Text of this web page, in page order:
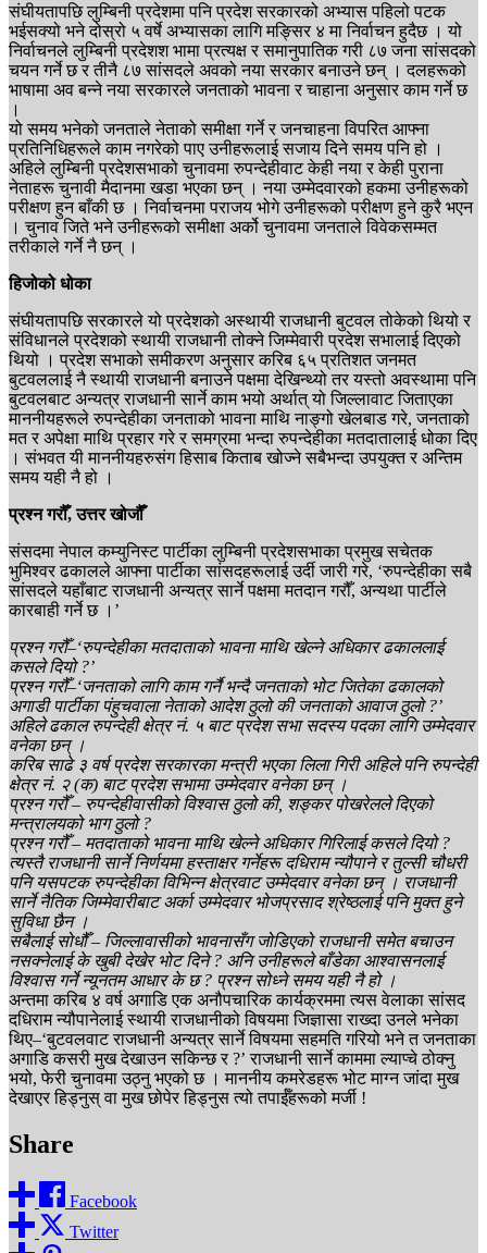
संघीयतापछि लुम्बिनी प्रदेशमा पनि प्रदेश सरकारको अभ्यास पहिलो पटक
भईसक्यो भने दोस्रो ५ वर्षे अभ्यासका लागि मङ्सिर ४ मा निर्वाचन हुदैछ । यो
निर्वाचनले लुम्बिनी प्रदेशश भामा प्रत्यक्ष र समानुपातिक गरी ८७ जना सांसदको
चयन गर्ने छ र तीनै ८७ सांसदले अवको नया सरकार बनाउने छन् । दलहरूको
भाषामा अव बन्ने नया सरकारले जनताको भावना र चाहाना अनुसार काम गर्ने छ
।
यो समय भनेको जनताले नेताको समीक्षा गर्ने र जनचाहना विपरित आफ्ना
प्रतिनिधिहरूले काम नगरेको पाए उनीहरूलाई सजाय दिने समय पनि हो ।
अहिले लुम्बिनी प्रदेशसभाको चुनावमा रुपन्देहीवाट केही नया र केही पुराना
नेताहरू चुनावी मैदानमा खडा भएका छन् । नया उम्मेदवारको हकमा उनीहरूको
परीक्षण हुन बाँकी छ । निर्वाचनमा पराजय भोगे उनीहरूको परीक्षण हुने कुरै भएन
। चुनाव जिते भने उनीहरूको समीक्षा अर्को चुनावमा जनताले विवेकसम्मत
तरीकाले गर्ने नै छन् ।
हिजोको धोका
संघीयतापछि सरकारले यो प्रदेशको अस्थायी राजधानी बुटवल तोकेको थियो र
संविधानले प्रदेशको स्थायी राजधानी तोक्ने जिम्मेवारी प्रदेश सभालाई दिएको
थियो । प्रदेश सभाको समीकरण अनुसार करिब ६५ प्रतिशत जनमत
बुटवललाई नै स्थायी राजधानी बनाउने पक्षमा देखिन्थ्यो तर यस्तो अवस्थामा पनि
बुटवलबाट अन्यत्र राजधानी सार्ने काम भयो अर्थात् यो जिल्लावाट जिताएका
माननीयहरूले रुपन्देहीका जनताको भावना माथि नाङ्गो खेलबाड गरे, जनताको
मत र अपेक्षा माथि प्रहार गरे र समग्रमा भन्दा रुपन्देहीका मतदातालाई धोका दिए
। संभवत यी माननीयहरुसंग हिसाब किताब खोज्ने सबैभन्दा उपयुक्त र अन्तिम
समय यही नै हो ।
प्रश्न गरौँ, उत्तर खोजौँ
संसदमा नेपाल कम्युनिस्ट पार्टीका लुम्बिनी प्रदेशसभाका प्रमुख सचेतक
भुमिश्वर ढकालले आफ्ना पार्टीका सांसदहरूलाई उर्दी जारी गरे, ‘रुपन्देहीका सबै
सांसदले यहाँबाट राजधानी अन्यत्र सार्ने पक्षमा मतदान गरौँ, अन्यथा पार्टीले
कारबाही गर्ने छ ।’
प्रश्न गरौँ–‘रुपन्देहीका मतदाताको भावना माथि खेल्ने अधिकार ढकाललाई
कसले दियो ?’
प्रश्न गरौँ–‘जनताको लागि काम गर्नै भन्दै जनताको भोट जितेका ढकालको
अगाडी पार्टीका पंहुचवाला नेताको आदेश ठुलो की जनताको आवाज ठुलो ?’
अहिले ढकाल रुपन्देही क्षेत्र नं. ५ बाट प्रदेश सभा सदस्य पदका लागि उम्मेदवार
वनेका छन् ।
करिब साढे ३ वर्ष प्रदेश सरकारका मन्त्री भएका लिला गिरी अहिले पनि रुपन्देही
क्षेत्र नं. २ (क) बाट प्रदेश सभामा उम्मेदवार वनेका छन् ।
प्रश्न गरौँ – रुपन्देहीवासीको विश्वास ठुलो की, शङ्कर पोखरेलले दिएको
मन्त्रालयको भाग ठुलो ?
प्रश्न गरौँ – मतदाताको भावना माथि खेल्ने अधिकार गिरिलाई कसले दियो ?
त्यस्तै राजधानी सार्ने निर्णयमा हस्ताक्षर गर्नेहरू दधिराम न्यौपाने र तुल्सी चौधरी
पनि यसपटक रुपन्देहीका विभिन्न क्षेत्रवाट उम्मेदवार वनेका छन् । राजधानी
सार्ने नैतिक जिम्मेवारीबाट अर्का उम्मेदवार भोजप्रसाद श्रेष्ठलाई पनि मुक्त हुने
सुविधा छैन ।
सबैलाई सोधौँ – जिल्लावासीको भावनासँग जोडिएको राजधानी समेत बचाउन
नसक्नेलाई के खुबी देखेर भोट दिने ? अनि उनीहरूले बाँडेका आश्वासनलाई
विश्वास गर्ने न्यूनतम आधार के छ ? प्रश्न सोध्ने समय यही नै हो ।
अन्तमा करिब ४ वर्ष अगाडि एक अनौपचारिक कार्यक्रममा त्यस वेलाका सांसद
दधिराम न्यौपानेलाई स्थायी राजधानीको विषयमा जिज्ञासा राख्दा उनले भनेका
थिए–‘बुटवलवाट राजधानी अन्यत्र सार्ने विषयमा सहमति गरियो भने त जनताका
अगाडि कसरी मुख देखाउन सकिन्छ र ?’ राजधानी सार्ने काममा ल्याप्चे ठोक्नु
भयो, फेरी चुनावमा उठ्नु भएको छ । माननीय कमरेडहरू भोट माग्न जांदा मुख
देखाएर हिड्नुस् वा मुख छोपेर हिड्नुस त्यो तपाईँहरूको मर्जी !
Share
Facebook
Twitter